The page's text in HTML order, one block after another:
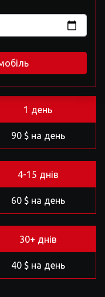
1 день
90 $ на день
4-15 днів
60 $ на день
30+ днів
40 $ на день